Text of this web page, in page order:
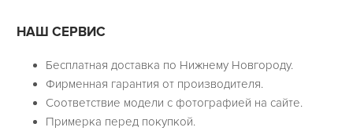
НАШ СЕРВИС
Бесплатная доставка по Нижнему Новгороду.
Фирменная гарантия от производителя.
Соответствие модели с фотографией на сайте.
Примерка перед покупкой.